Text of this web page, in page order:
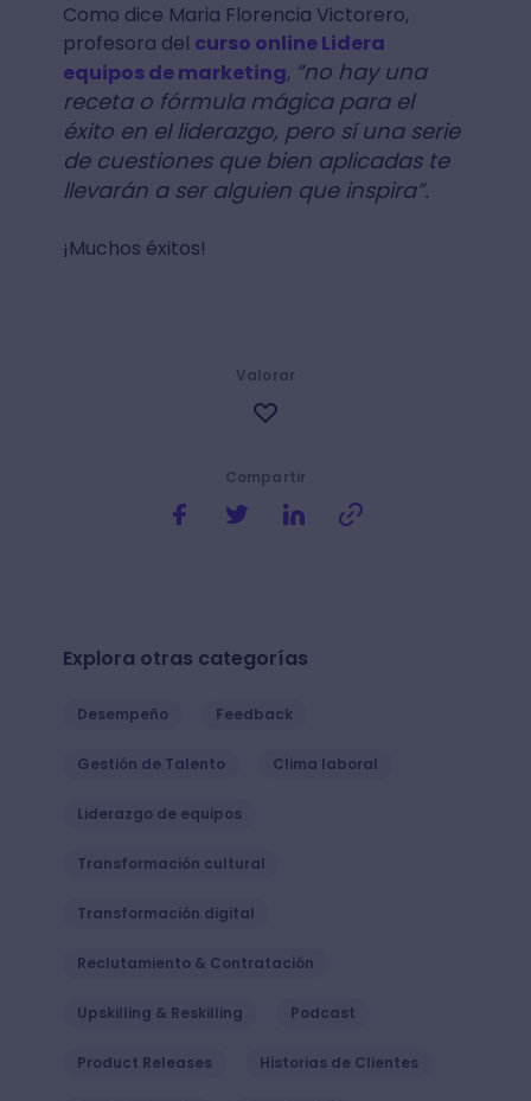
Como dice Maria Florencia Victorero,
profesora del curso online Lidera
equipos de marketing, “no hay una
receta o fórmula mágica para el
éxito en el liderazgo, pero sí una serie
de cuestiones que bien aplicadas te
llevarán a ser alguien que inspira”.
¡Muchos éxitos!
Compartir
Valorar
Explora otras categorías
Desempeño Feedback
Gestión de Talento Clima laboral
Liderazgo de equipos
Transformación cultural
Transformación digital
Reclutamiento & Contratación
Upskilling & Reskilling Podcast
Product Releases Historias de Clientes